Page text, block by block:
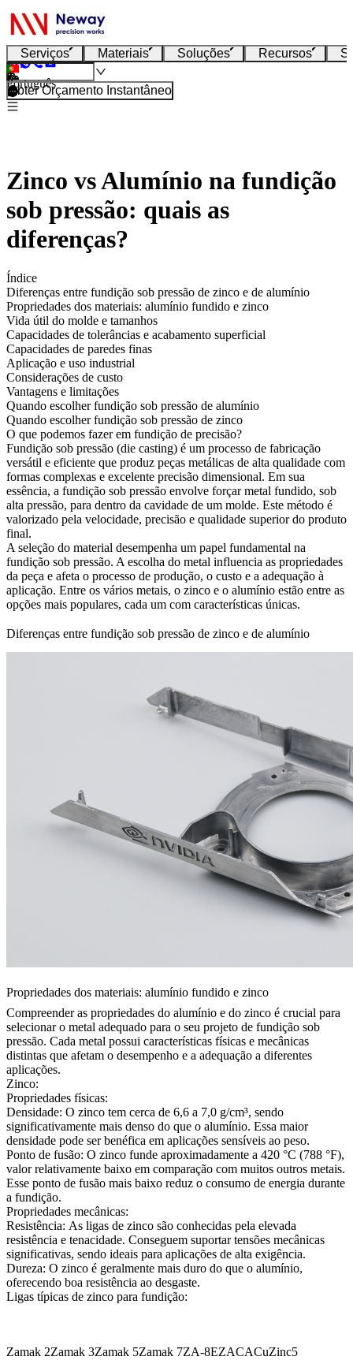
Serviços Materiais Soluções Recursos
Português
Obter Orçamento Instantâneo
Zinco vs Alumínio na fundição
sob pressão: quais as
diferenças?
Índice
Diferenças entre fundição sob pressão de zinco e de alumínio
Propriedades dos materiais: alumínio fundido e zinco
Vida útil do molde e tamanhos
Capacidades de tolerâncias e acabamento superficial
Capacidades de paredes finas
Aplicação e uso industrial
Considerações de custo
Vantagens e limitações
Quando escolher fundição sob pressão de alumínio
Quando escolher fundição sob pressão de zinco
O que podemos fazer em fundição de precisão?
Fundição sob pressão (die casting) é um processo de fabricação
versátil e eficiente que produz peças metálicas de alta qualidade com
formas complexas e excelente precisão dimensional. Em sua
essência, a fundição sob pressão envolve forçar metal fundido, sob
alta pressão, para dentro da cavidade de um molde. Este método é
valorizado pela velocidade, precisão e qualidade superior do produto
final.
A seleção do material desempenha um papel fundamental na
fundição sob pressão. A escolha do metal influencia as propriedades
da peça e afeta o processo de produção, o custo e a adequação à
aplicação. Entre os vários metais, o zinco e o alumínio estão entre as
opções mais populares, cada um com características únicas.
Diferenças entre fundição sob pressão de zinco e de alumínio
Propriedades dos materiais: alumínio fundido e zinco
Compreender as propriedades do alumínio e do zinco é crucial para
selecionar o metal adequado para o seu projeto de fundição sob
pressão. Cada metal possui características físicas e mecânicas
distintas que afetam o desempenho e a adequação a diferentes
aplicações.
Zinco:
Propriedades físicas:
Densidade: O zinco tem cerca de 6,6 a 7,0 g/cm³, sendo
significativamente mais denso do que o alumínio. Essa maior
densidade pode ser benéfica em aplicações sensíveis ao peso.
Ponto de fusão: O zinco funde aproximadamente a 420 °C (788 °F),
valor relativamente baixo em comparação com muitos outros metais.
Esse ponto de fusão mais baixo reduz o consumo de energia durante
a fundição.
Propriedades mecânicas:
Resistência: As ligas de zinco são conhecidas pela elevada
resistência e tenacidade. Conseguem suportar tensões mecânicas
significativas, sendo ideais para aplicações de alta exigência.
Dureza: O zinco é geralmente mais duro do que o alumínio,
oferecendo boa resistência ao desgaste.
Ligas típicas de zinco para fundição:
Zamak 2Zamak 3Zamak 5Zamak 7ZA-8EZACACuZinc5